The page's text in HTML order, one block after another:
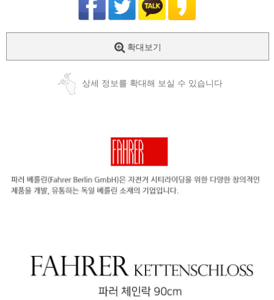
확대보기
상세 정보를 확대해 보실 수 있습니다